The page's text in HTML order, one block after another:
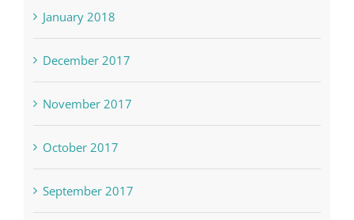
January 2018
December 2017
November 2017
October 2017
September 2017